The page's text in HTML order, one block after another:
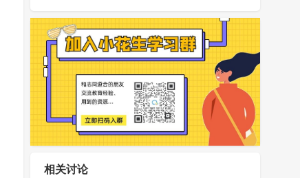
相关讨论